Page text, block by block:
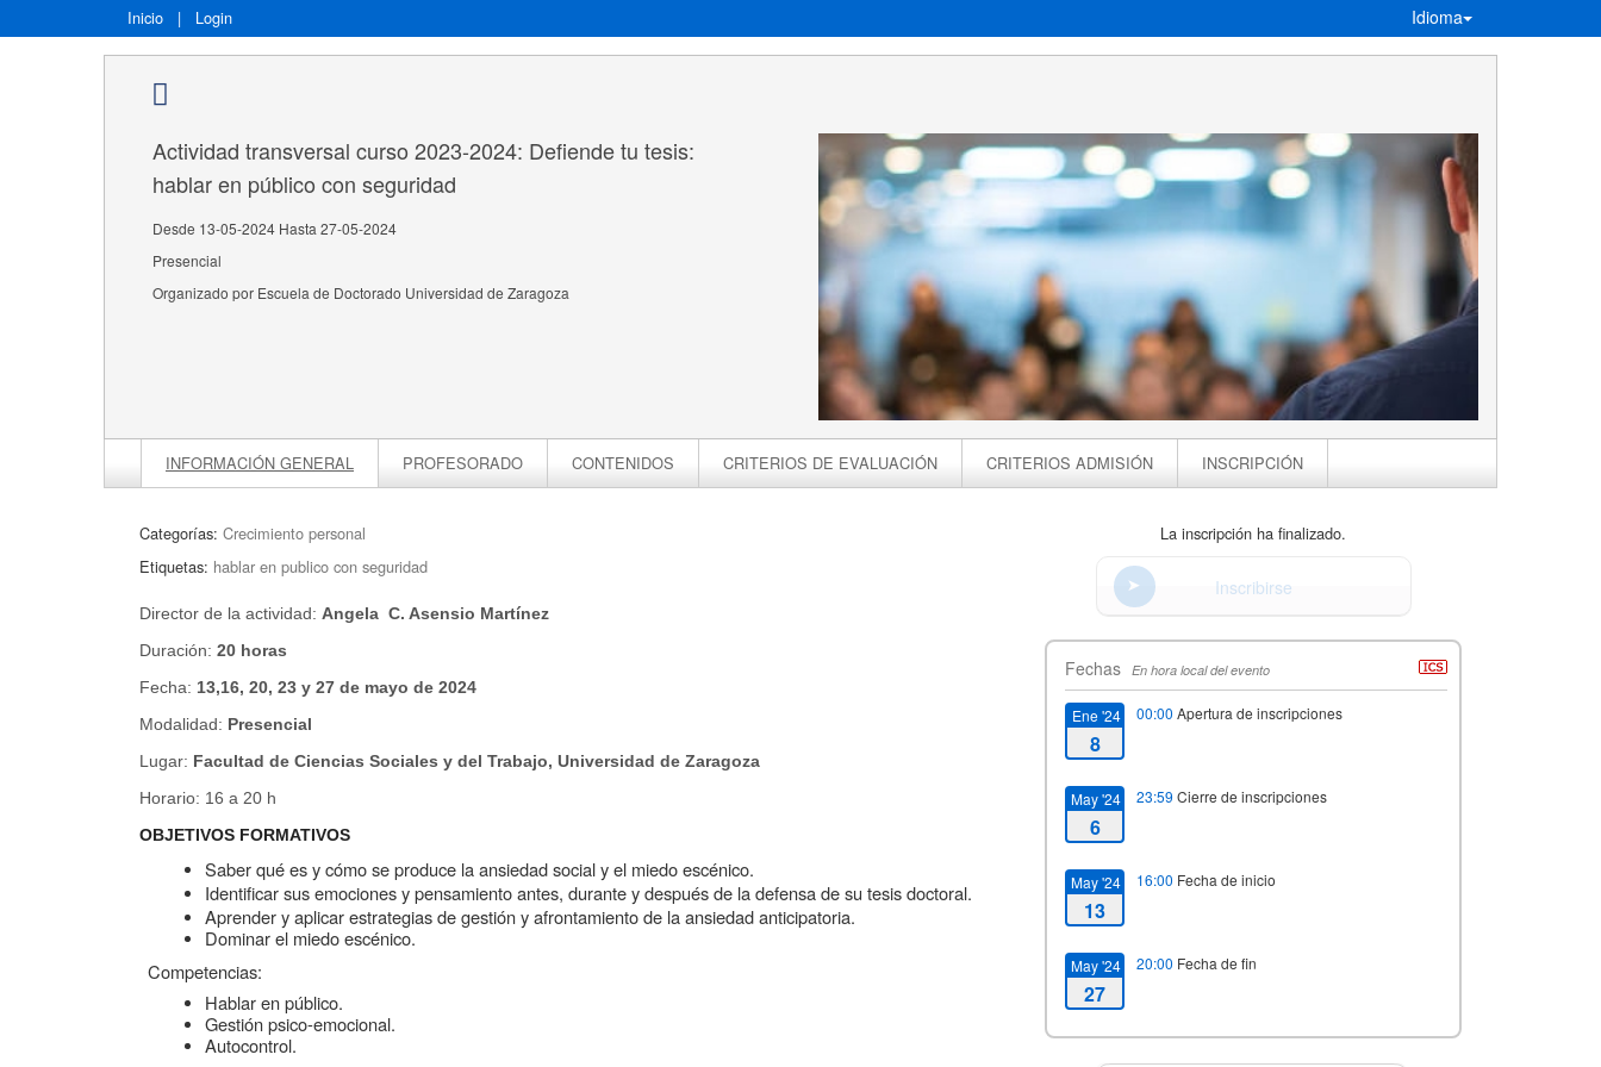
Inicio | Login Idioma
Actividad transversal curso 2023-2024: Defiende tu tesis:
hablar en público con seguridad
Desde 13-05-2024 Hasta 27-05-2024
Presencial
Organizado por Escuela de Doctorado Universidad de Zaragoza
INFORMACIÓN GENERAL PROFESORADO CONTENIDOS CRITERIOS DE EVALUACIÓN CRITERIOS ADMISIÓN INSCRIPCIÓN
Categorías: Crecimiento personal
Etiquetas: hablar en publico con seguridad
Director de la actividad: Angela C. Asensio Martínez
Duración: 20 horas
Fecha: 13,16, 20, 23 y 27 de mayo de 2024
Modalidad: Presencial
Lugar: Facultad de Ciencias Sociales y del Trabajo, Universidad de Zaragoza
Horario: 16 a 20 h
OBJETIVOS FORMATIVOS
Saber qué es y cómo se produce la ansiedad social y el miedo escénico.
Identificar sus emociones y pensamiento antes, durante y después de la defensa de su tesis doctoral.
Aprender y aplicar estrategias de gestión y afrontamiento de la ansiedad anticipatoria.
Dominar el miedo escénico.
Competencias:
Hablar en público.
Gestión psico-emocional.
Autocontrol.
La inscripción ha finalizado.
Inscribirse
Fechas En hora local del evento
Ene '24
8
00:00 Apertura de inscripciones
May '24
6
23:59 Cierre de inscripciones
May '24
13
16:00 Fecha de inicio
May '24
27
20:00 Fecha de fin